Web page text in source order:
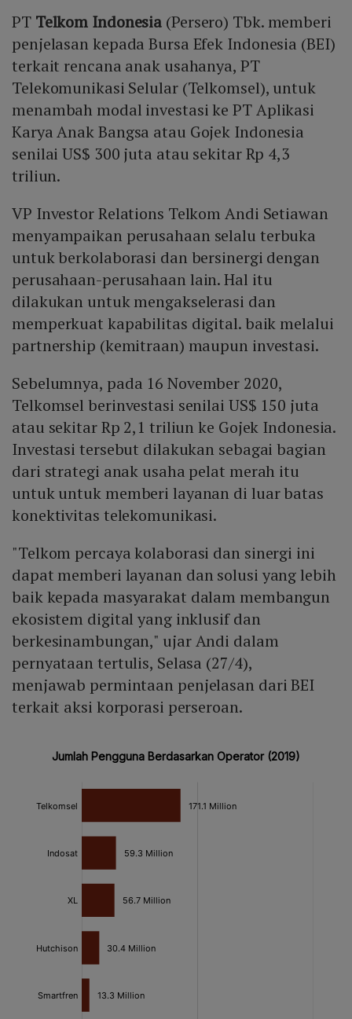
PT Telkom Indonesia (Persero) Tbk. memberi
penjelasan kepada Bursa Efek Indonesia (BEI)
terkait rencana anak usahanya, PT
Telekomunikasi Selular (Telkomsel), untuk
menambah modal investasi ke PT Aplikasi
Karya Anak Bangsa atau Gojek Indonesia
senilai US$ 300 juta atau sekitar Rp 4,3
triliun.
VP Investor Relations Telkom Andi Setiawan
menyampaikan perusahaan selalu terbuka
untuk berkolaborasi dan bersinergi dengan
perusahaan-perusahaan lain. Hal itu
dilakukan untuk mengakselerasi dan
memperkuat kapabilitas digital. baik melalui
partnership (kemitraan) maupun investasi.
Sebelumnya, pada 16 November 2020,
Telkomsel berinvestasi senilai US$ 150 juta
atau sekitar Rp 2,1 triliun ke Gojek Indonesia.
Investasi tersebut dilakukan sebagai bagian
dari strategi anak usaha pelat merah itu
untuk untuk memberi layanan di luar batas
konektivitas telekomunikasi.
"Telkom percaya kolaborasi dan sinergi ini
dapat memberi layanan dan solusi yang lebih
baik kepada masyarakat dalam membangun
ekosistem digital yang inklusif dan
berkesinambungan," ujar Andi dalam
pernyataan tertulis, Selasa (27/4),
menjawab permintaan penjelasan dari BEI
terkait aksi korporasi perseroan.